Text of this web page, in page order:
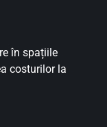
în spațiile
costurilor la